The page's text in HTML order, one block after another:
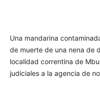
Una mandarina
de muerte de una nena de
localidad correntina de
judiciales a la agencia de